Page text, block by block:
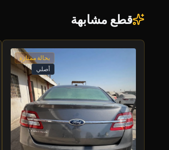
قطع مشابهة
بحالة ممتازة
أصلي